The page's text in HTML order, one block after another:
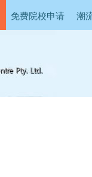
免费院校申请 潮